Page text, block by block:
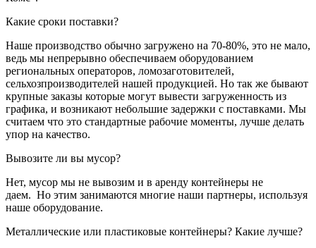
Какие сроки поставки?
Наше производство обычно загружено на 70-80%, это не мало,
ведь мы непрерывно обеспечиваем оборудованием
региональных операторов, ломозаготовителей,
сельхозпроизводителей нашей продукцией. Но так же бывают
крупные заказы которые могут вывести загруженность из
графика, и возникают небольшие задержки с поставками. Мы
считаем что это стандартные рабочие моменты, лучше делать
упор на качество.
Вывозите ли вы мусор?
Нет, мусор мы не вывозим и в аренду контейнеры не
даем. Но этим занимаются многие наши партнеры, используя
наше оборудование.
Металлические или пластиковые контейнеры? Какие лучше?